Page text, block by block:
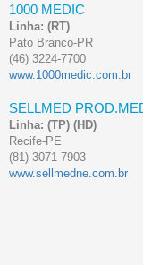
1000 MEDIC
Linha: (RT)
Pato Branco-PR
(46) 3224-7700
www.1000medic.com.br
SELLMED
Linha: (TP) (HD)
Recife-PE
(81) 3071-7903
www.sellmedne.com.br